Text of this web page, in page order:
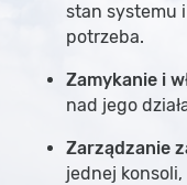
stan systemu
potrzeba.
Zamykanie i
nad jego
Zarządzanie
jednej konsoli,